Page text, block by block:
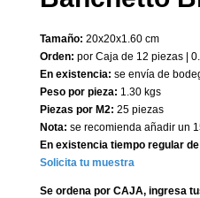
Tamaño: 20x20x1.60 cm
Orden: por Caja de 12 piezas |
En existencia: se envía de
Peso por pieza: 1.30 kgs
Piezas por M2: 25 piezas
Nota: se recomienda añadir un
En existencia tiempo regular
Solicita tu muestra
Se ordena por CAJA, ingresa